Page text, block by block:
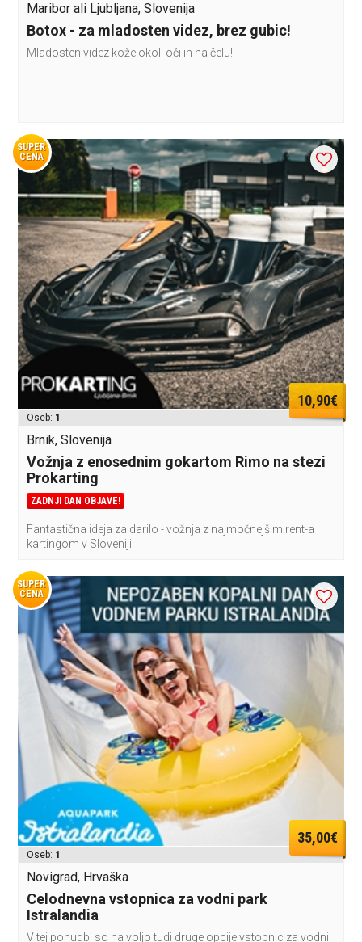
Maribor ali Ljubljana, Slovenija
Botox - za mladosten videz, brez gubic!
Mladosten videz kože okoli oči in na čelu!
SUPER
CENA
10,90€
Oseb: 1
Brnik, Slovenija
Vožnja z enosednim gokartom Rimo na stezi
Prokarting
ZADNJI DAN OBJAVE!
Fantastična ideja za darilo - vožnja z najmočnejšim rent-a
kartingom v Sloveniji!
SUPER
CENA
35,00€
Oseb: 1
Novigrad, Hrvaška
Celodnevna vstopnica za vodni park
Istralandia
V tej ponudbi so na voljo tudi druge opcije vstopnic za vodni